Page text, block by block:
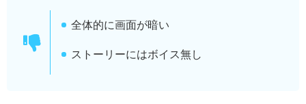
全体的に画面が暗い
ストーリーにはボイス無し